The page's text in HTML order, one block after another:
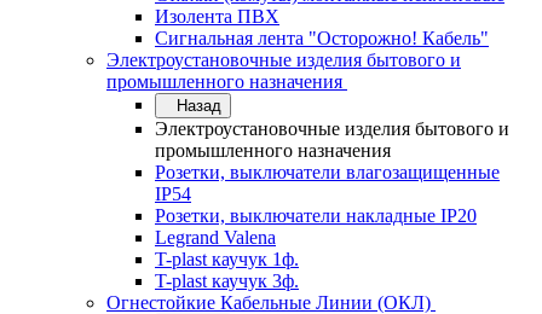
Изолента ПВХ
Сигнальная лента "Осторожно! Кабель"
Электроустановочные изделия бытового и
промышленного назначения
Назад
Электроустановочные изделия бытового и
промышленного назначения
Розетки, выключатели влагозащищенные
IP54
Розетки, выключатели накладные IP20
Legrand Valena
T-plast каучук 1ф.
T-plast каучук 3ф.
Огнестойкие Кабельные Линии (ОКЛ)